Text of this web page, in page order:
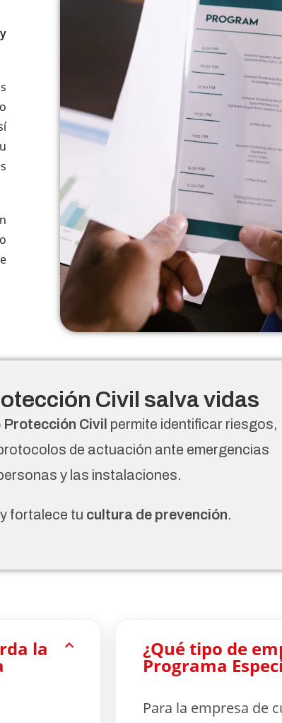
Civil salva vidas
Civil permite identificar riesgos,
de actuación ante emergencias
y las instalaciones.
fortalece tu cultura de prevención.
la ¿Qué tipo de
Programa
Para la empresa de